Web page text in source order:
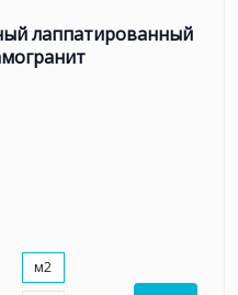
лаппатированный
м2